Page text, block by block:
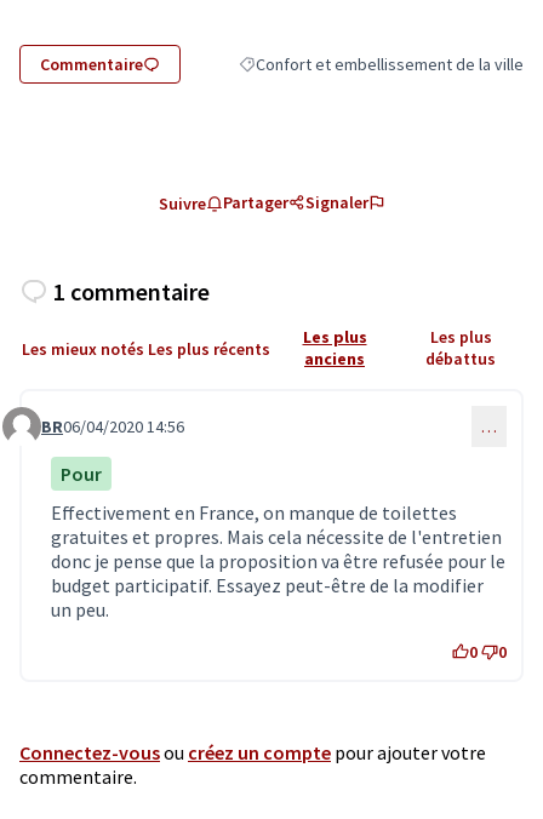
Commentaire Filtrer les résultats de la catégorie :
Confort et embellissement de la ville
Suivre Partager Signaler
1 commentaire
Les mieux notés Les plus récents
Les plus
anciens
Les plus
débattus
Commentaire 1882
BR06/04/2020 14:56 …
Pour
Effectivement en France, on manque de toilettes
gratuites et propres. Mais cela nécessite de l'entretien
donc je pense que la proposition va être refusée pour le
budget participatif. Essayez peut-être de la modifier
un peu.
0 0
Connectez-vousou créez un compte pour ajouter votre
commentaire.